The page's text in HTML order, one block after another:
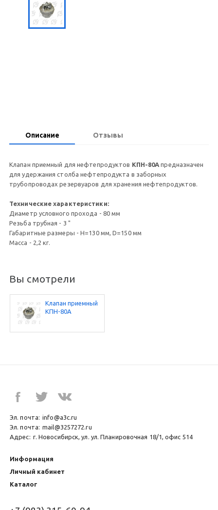
Описание Отзывы
Клапан приемный для нефтепродуктов КПН-80А предназначен
для удержания столба нефтепродукта в заборных
трубопроводах резервуаров для хранения нефтепродуктов.
Технические характеристики:
Диаметр условного прохода - 80 мм
Резьба трубная - 3 "
Габаритные размеры - Н=130 мм, D=150 мм
Масса - 2,2 кг.
Вы смотрели
Клапан приемный
КПН-80А
Эл. почта: info@a3c.ru
Эл. почта: mail@3257272.ru
Адрес: г. Новосибирск, ул. ул. Планировочная 18/1, офис 514
Информация
Личный кабинет
Каталог